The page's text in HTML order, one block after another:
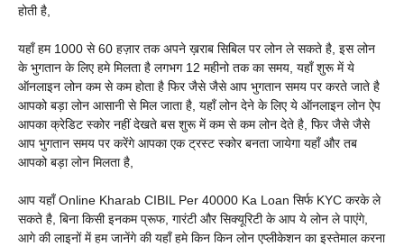
होती है,
यहाँ हम 1000 से 60 हज़ार तक अपने ख़राब सिबिल पर लोन ले सकते है, इस लोन
के भुगतान के लिए हमे मिलता है लगभग 12 महीनो तक का समय, यहाँ शुरू में ये
ऑनलाइन लोन कम से कम होता है फिर जैसे जैसे आप भुगतान समय पर करते जाते है
आपको बड़ा लोन आसानी से मिल जाता है, यहाँ लोन देने के लिए ये ऑनलाइन लोन ऐप
आपका क्रेडिट स्कोर नहीं देखते बस शुरू में कम से कम लोन देते है, फिर जैसे जैसे
आप भुगतान समय पर करेंगे आपका एक ट्रस्ट स्कोर बनता जायेगा यहाँ और तब
आपको बड़ा लोन मिलता है,
आप यहाँ Online Kharab CIBIL Per 40000 Ka Loan सिर्फ KYC करके ले
सकते है, बिना किसी इनकम प्रूफ, गारंटी और सिक्यूरिटी के आप ये लोन ले पाएंगे,
आगे की लाइनों में हम जानेंगे की यहाँ हमे किन किन लोन एप्लीकेशन का इस्तेमाल करना